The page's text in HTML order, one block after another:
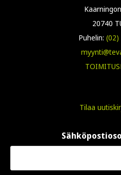
20740
Puhelin: (02)
Tilaa